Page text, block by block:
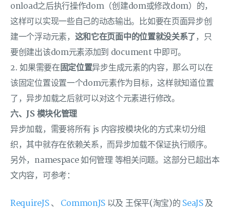
onload之后执行操作dom（创建dom或修改dom）的，
这样可以实现一些自己的动态输出。比如要在页面异步创
建一个浮动元素， 这和它在页面中的位置就没关系了 ，只
要创建出该dom元素添加到 document 中即可。
2. 如果需要在 固定位置异步生成元素的内容，那么可以在
该固定位置设置一个dom元素作为目标，这样就知道位置
了，异步加载之后就可以对这个元素进行修改。
六、JS 模块化管理
异步加载，需要将所有 js 内容按模块化的方式来切分组
织，其中就存在依赖关系，而异步加载不保证执行顺序。
另外，namespace 如何管理 等相关问题。这部分已超出本
文内容，可参考：
RequireJS、 CommonJS 以及 王保平(淘宝)的 SeaJS及